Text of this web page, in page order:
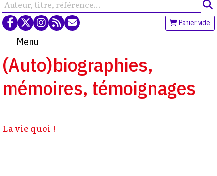
Panier vide
Menu
(Auto)biographies,
mémoires, témoignages
La vie quoi !